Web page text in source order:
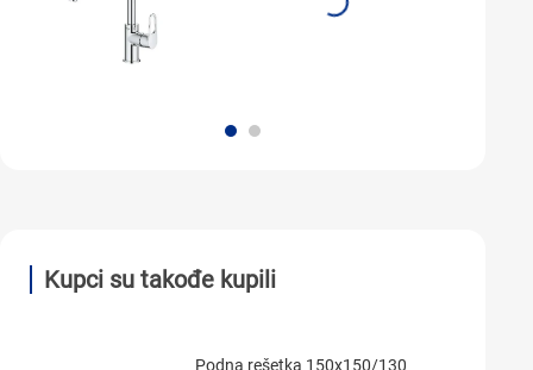
Kupci su takođe kupili
Podna rešetka 150x150/130